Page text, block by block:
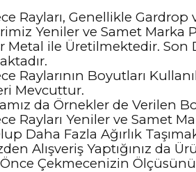
Rayları, Genellikle
Yeniler ve Samet Marka
Metal ile Üretilmektedir. Son
Raylarının Boyutları
Mevcuttur.
da Örnekler de Verilen
Rayları Yeniler ve Samet
Daha Fazla Ağırlık
Alışveriş Yaptığınız da
Çekmecenizin